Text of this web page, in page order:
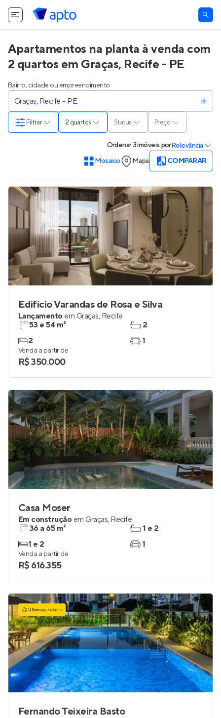
Apartamentos na planta à venda com
2 quartos em Graças, Recife - PE
Bairro, cidade ou empreendimento
2 quartos Status Preço
Filtrar
Ordenar3 imóveis porRelevância
Mosaico
Mapa COMPARAR
Edifício Varandas de Rosa e Silva
Lançamento em Graças, Recife
53 e 54 m²
2
2
1
Venda a partir de
R$ 350.000
Casa Moser
Em construção em Graças, Recife
36 a 65 m²
1 e 2
1 e 2
1
Venda a partir de
R$ 616.355
Últimasunidades
Fernando Teixeira Basto